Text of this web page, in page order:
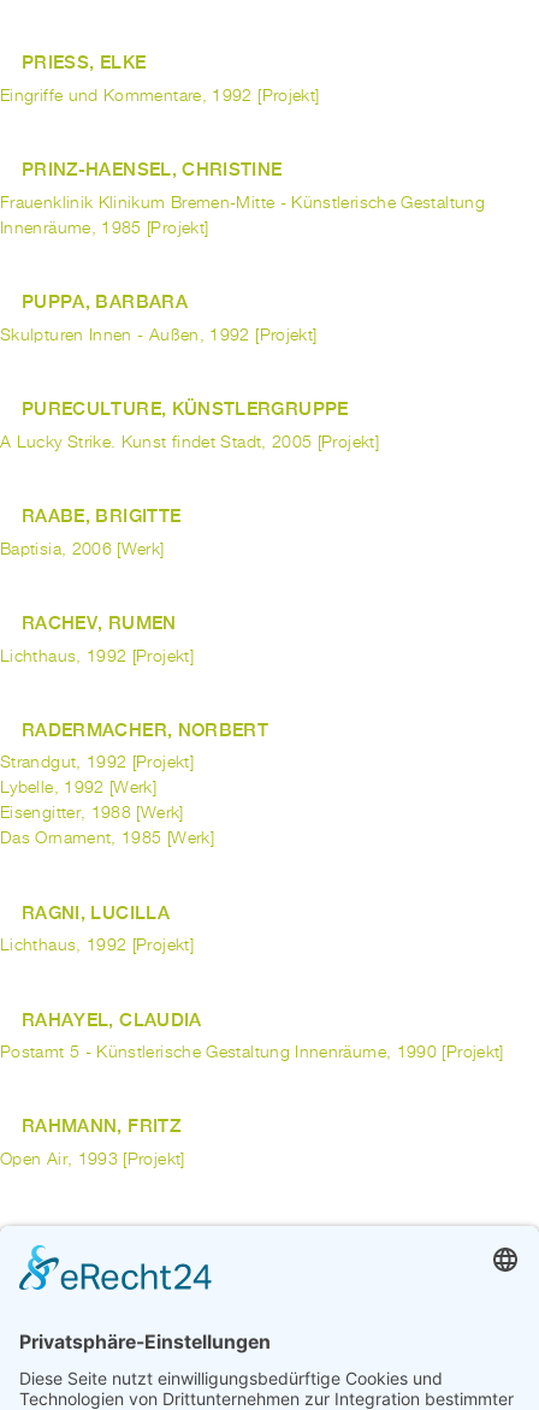
PRIESS, ELKE
Eingriffe und Kommentare, 1992 [Projekt]
PRINZ-HAENSEL, CHRISTINE
Frauenklinik Klinikum Bremen-Mitte - Künstlerische Gestaltung
Innenräume, 1985 [Projekt]
PUPPA, BARBARA
Skulpturen Innen - Außen, 1992 [Projekt]
PURECULTURE, KÜNSTLERGRUPPE
A Lucky Strike. Kunst findet Stadt, 2005 [Projekt]
RAABE, BRIGITTE
Baptisia, 2006 [Werk]
RACHEV, RUMEN
Lichthaus, 1992 [Projekt]
RADERMACHER, NORBERT
Strandgut, 1992 [Projekt]
Lybelle, 1992 [Werk]
Eisengitter, 1988 [Werk]
Das Ornament, 1985 [Werk]
RAGNI, LUCILLA
Lichthaus, 1992 [Projekt]
RAHAYEL, CLAUDIA
Postamt 5 - Künstlerische Gestaltung Innenräume, 1990 [Projekt]
RAHMANN, FRITZ
Open Air, 1993 [Projekt]
RAKOWITZ, MICHAEL
A Lucky Strike. Kunst findet Stadt, 2005 [Projekt]
RAMSAUER, BIRGIT
JWD - Janz weit drinnen - Janz weit draußen, 2002 [Projekt]
vorherige